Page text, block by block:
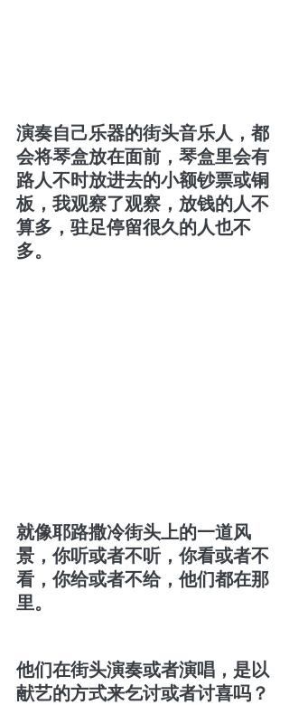
演奏自己乐器的街头音乐人，都
会将琴盒放在面前，琴盒里会有
路人不时放进去的小额钞票或铜
板，我观察了观察，放钱的人不
算多，驻足停留很久的人也不
多。
就像耶路撒冷街头上的一道风
景，你听或者不听，你看或者不
看，你给或者不给，他们都在那
里。
他们在街头演奏或者演唱，是以
献艺的方式来乞讨或者讨喜吗？